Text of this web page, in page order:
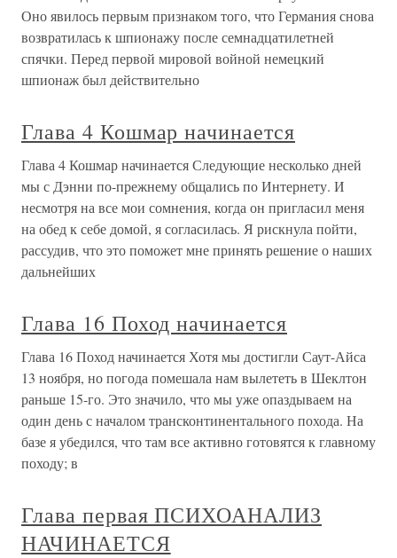
Оно явилось первым признаком того, что Германия снова
возвратилась к шпионажу после семнадцатилетней
спячки. Перед первой мировой войной немецкий
шпионаж был действительно
Глава 4 Кошмар начинается
Глава 4 Кошмар начинается Следующие несколько дней
мы с Дэнни по-прежнему общались по Интернету. И
несмотря на все мои сомнения, когда он пригласил меня
на обед к себе домой, я согласилась. Я рискнула пойти,
рассудив, что это поможет мне принять решение о наших
дальнейших
Глава 16 Поход начинается
Глава 16 Поход начинается Хотя мы достигли Саут-Айса
13 ноября, но погода помешала нам вылететь в Шеклтон
раньше 15-го. Это значило, что мы уже опаздываем на
один день с началом трансконтинентального похода. На
базе я убедился, что там все активно готовятся к главному
походу; в
Глава первая ПСИХОАНАЛИЗ
НАЧИНАЕТСЯ